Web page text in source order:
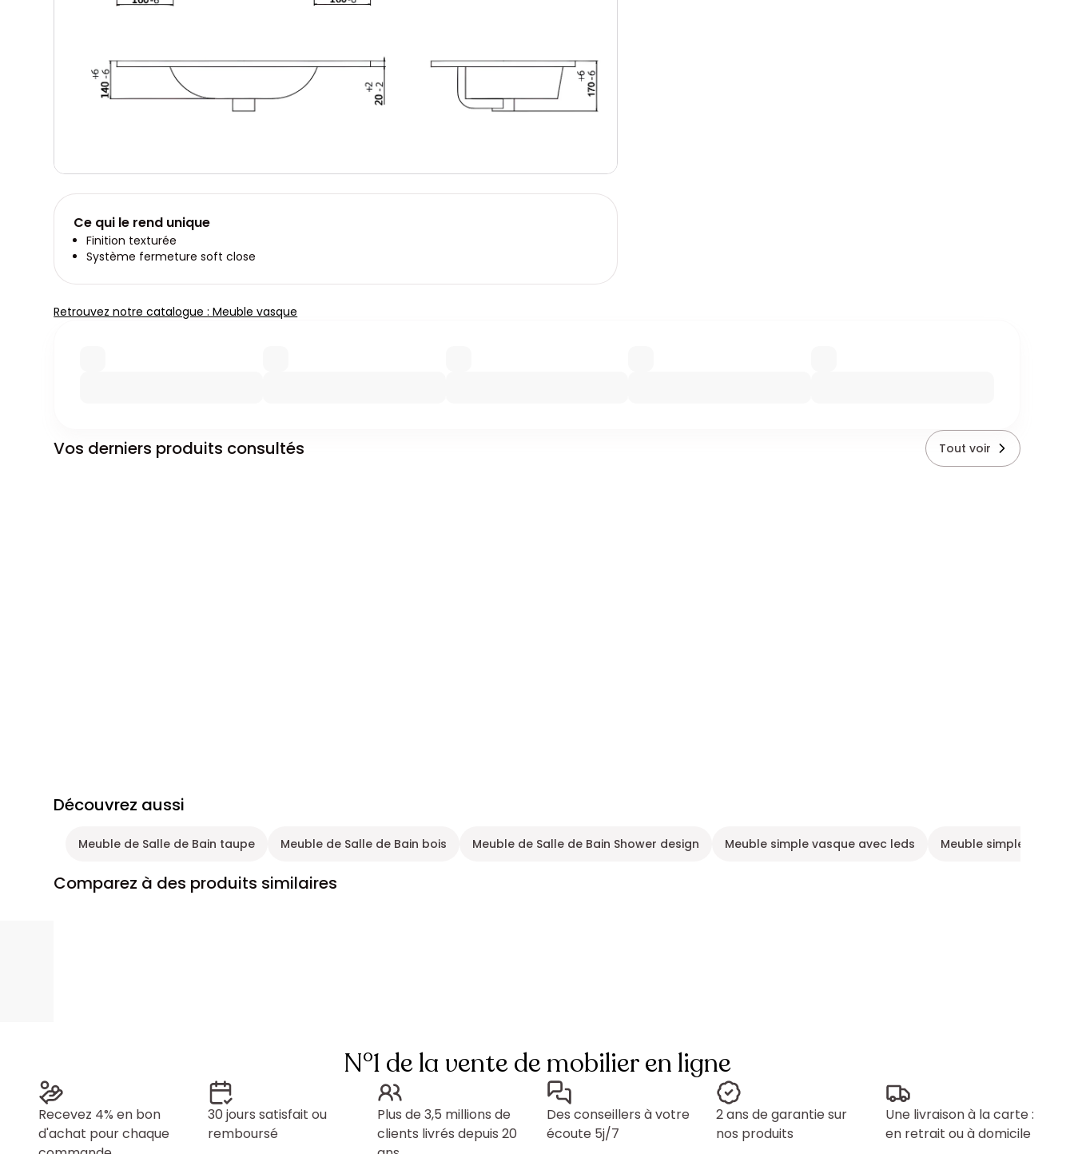
Ce qui le rend unique
Finition texturée
Système fermeture soft close
Retrouvez notre catalogue : Meuble vasque
Vos derniers produits consultés Tout voir
Découvrez aussi
Meuble de Salle de Bain taupe Meuble de Salle de Bain bois Meuble de Salle de Bain Shower design Meuble simple vasque avec leds Meuble simple vasque
Comparez à des produits similaires
N°1 de la vente de mobilier en ligne
Recevez 4% en bon
d'achat pour chaque
30 jours satisfait ou
remboursé
Plus de 3,5 millions de
clients livrés depuis 20
Des conseillers à votre
écoute 5j/7
2 ans de garantie sur
nos produits
Une livraison à la carte :
en retrait ou à domicile